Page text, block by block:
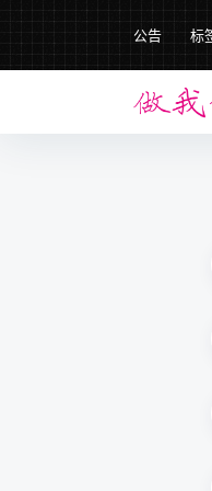
公告 标